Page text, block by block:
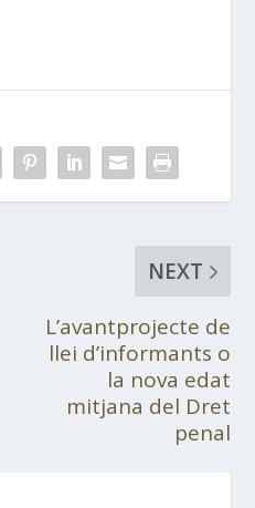
NEXT
L’avantprojecte de
llei d’informants o
la nova edat
mitjana del Dret
penal